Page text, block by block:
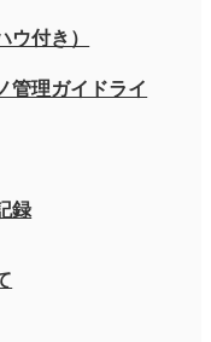
付き）
管理ガイドライ
録